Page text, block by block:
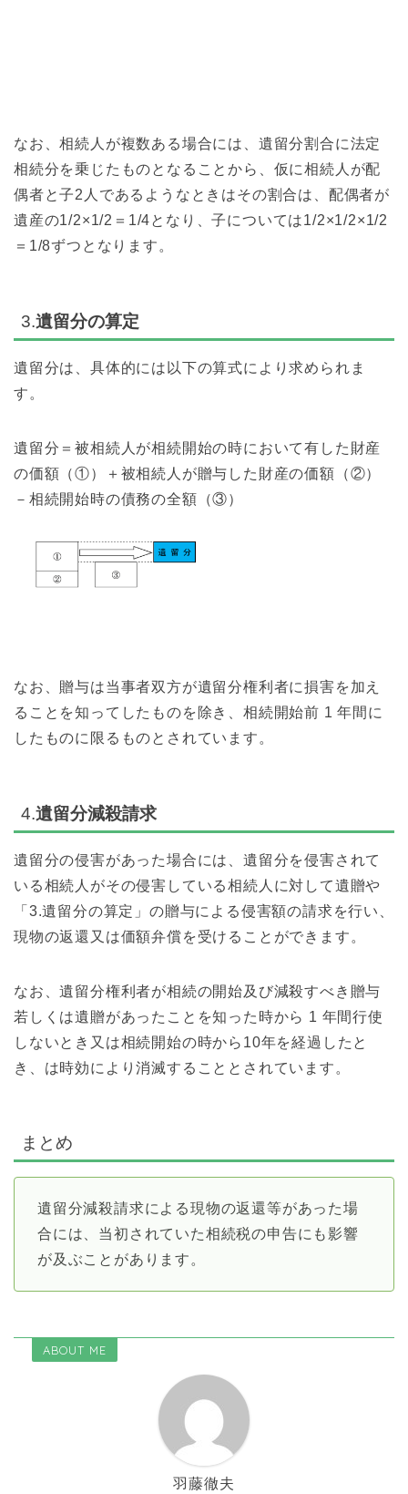
なお、相続人が複数ある場合には、遺留分割合に法定
相続分を乗じたものとなることから、仮に相続人が配
偶者と子2人であるようなときはその割合は、配偶者が
遺産の1/2×1/2＝1/4となり、子については1/2×1/2×1/2
＝1/8ずつとなります。
3.遺留分の算定
遺留分は、具体的には以下の算式により求められま
す。
遺留分＝被相続人が相続開始の時において有した財産
の価額（①）＋被相続人が贈与した財産の価額（②）
－相続開始時の債務の全額（③）
なお、贈与は当事者双方が遺留分権利者に損害を加え
ることを知ってしたものを除き、相続開始前 1 年間に
したものに限るものとされています。
4.遺留分減殺請求
遺留分の侵害があった場合には、遺留分を侵害されて
いる相続人がその侵害している相続人に対して遺贈や
「3.遺留分の算定」の贈与による侵害額の請求を行い、
現物の返還又は価額弁償を受けることができます。
なお、遺留分権利者が相続の開始及び減殺すべき贈与
若しくは遺贈があったことを知った時から 1 年間行使
しないとき又は相続開始の時から10年を経過したと
き、は時効により消滅することとされています。
まとめ
遺留分減殺請求による現物の返還等があった場
合には、当初されていた相続税の申告にも影響
が及ぶことがあります。
ABOUT ME
羽藤徹夫